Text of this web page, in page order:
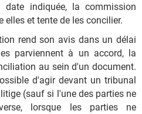
indiquée, la commission
elles et tente de les concilier.
rend son avis dans un délai
parviennent à un accord, la
au sein d'un document.
d'agir devant un tribunal
(sauf si l'une des parties ne
lorsque les parties ne